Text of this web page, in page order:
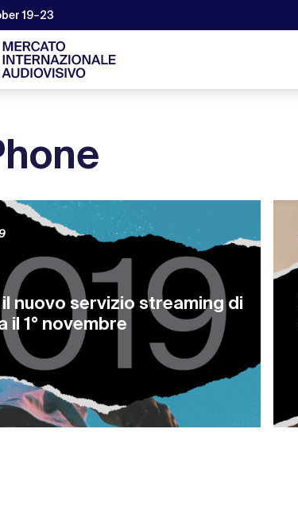
19–23
nuovo servizio streaming di
il 1° novembre